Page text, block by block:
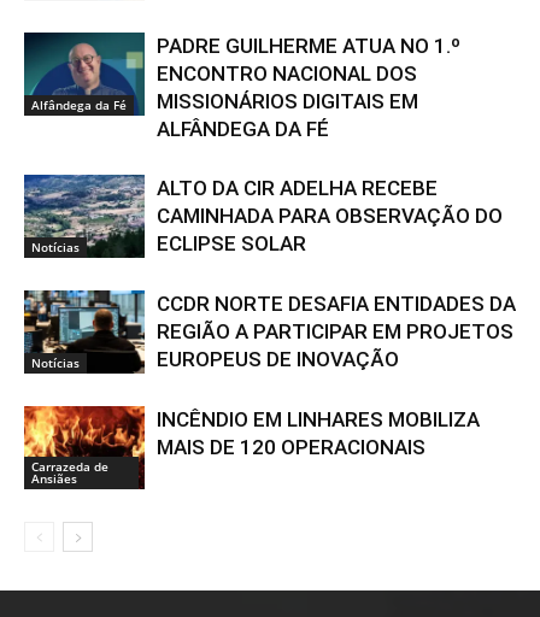
Alfândega da Fé
PADRE GUILHERME ATUA NO 1.º
ENCONTRO NACIONAL DOS
MISSIONÁRIOS DIGITAIS EM
ALFÂNDEGA DA FÉ
Notícias
ALTO DA CIR ADELHA RECEBE
CAMINHADA PARA OBSERVAÇÃO DO
ECLIPSE SOLAR
Notícias
CCDR NORTE DESAFIA ENTIDADES DA
REGIÃO A PARTICIPAR EM PROJETOS
EUROPEUS DE INOVAÇÃO
Carrazeda de
Ansiães
INCÊNDIO EM LINHARES MOBILIZA
MAIS DE 120 OPERACIONAIS